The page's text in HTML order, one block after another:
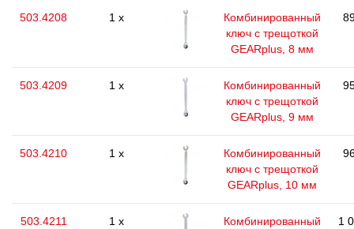
503.4208 1 x
Комбинированный
ключ с трещоткой
GEARplus, 8 мм
503.4209 1 x
Комбинированный
ключ с трещоткой
GEARplus, 9 мм
503.4210 1 x
Комбинированный
ключ с трещоткой
GEARplus, 10 мм
503.4211 1 x
Комбинированный
1